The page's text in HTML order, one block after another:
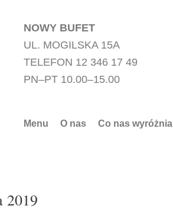
NOWY BUFET
UL. MOGILSKA 15A
TELEFON 12 346 17 49
PN–PT 10.00–15.00
Menu O nas Co nas wyróżnia
2019